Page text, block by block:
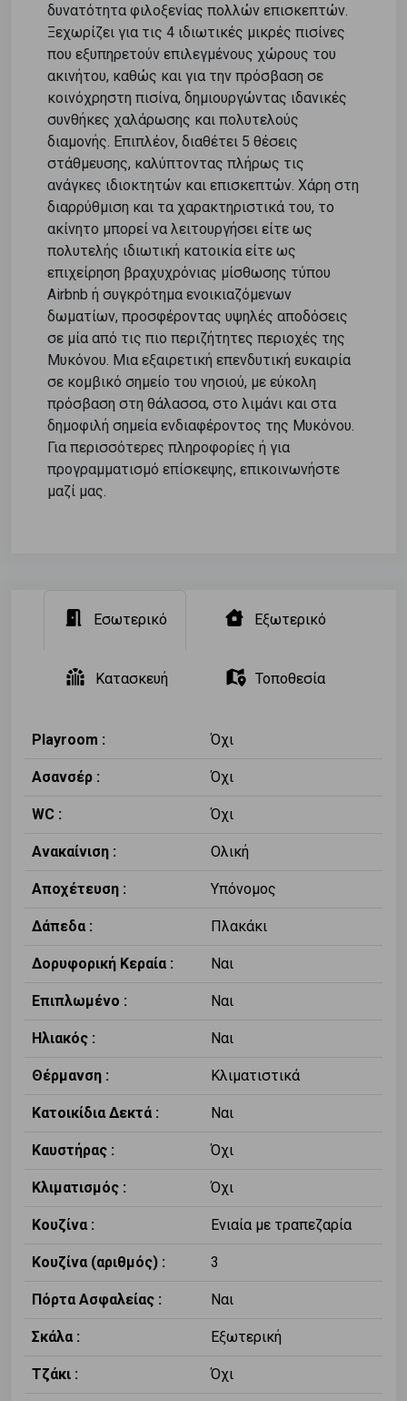
δυνατότητα φιλοξενίας πολλών επισκεπτών.
Ξεχωρίζει για τις 4 ιδιωτικές μικρές πισίνες
που εξυπηρετούν επιλεγμένους χώρους του
ακινήτου, καθώς και για την πρόσβαση σε
κοινόχρηστη πισίνα, δημιουργώντας ιδανικές
συνθήκες χαλάρωσης και πολυτελούς
διαμονής. Επιπλέον, διαθέτει 5 θέσεις
στάθμευσης, καλύπτοντας πλήρως τις
ανάγκες ιδιοκτητών και επισκεπτών. Χάρη στη
διαρρύθμιση και τα χαρακτηριστικά του, το
ακίνητο μπορεί να λειτουργήσει είτε ως
πολυτελής ιδιωτική κατοικία είτε ως
επιχείρηση βραχυχρόνιας μίσθωσης τύπου
Airbnb ή συγκρότημα ενοικιαζόμενων
δωματίων, προσφέροντας υψηλές αποδόσεις
σε μία από τις πιο περιζήτητες περιοχές της
Μυκόνου. Μια εξαιρετική επενδυτική ευκαιρία
σε κομβικό σημείο του νησιού, με εύκολη
πρόσβαση στη θάλασσα, στο λιμάνι και στα
δημοφιλή σημεία ενδιαφέροντος της Μυκόνου.
Για περισσότερες πληροφορίες ή για
προγραμματισμό επίσκεψης, επικοινωνήστε
μαζί μας.
Εσωτερικό Εξωτερικό
Κατασκευή Τοποθεσία
Playroom : Όχι
Ασανσέρ : Όχι
WC : Όχι
Ανακαίνιση : Ολική
Αποχέτευση : Υπόνομος
Δάπεδα : Πλακάκι
Δορυφορική Κεραία : Ναι
Επιπλωμένο : Ναι
Ηλιακός : Ναι
Θέρμανση : Κλιματιστικά
Κατοικίδια Δεκτά : Ναι
Καυστήρας : Όχι
Κλιματισμός : Όχι
Κουζίνα : Ενιαία με τραπεζαρία
Κουζίνα (αριθμός) : 3
Πόρτα Ασφαλείας : Ναι
Σκάλα : Εξωτερική
Τζάκι : Όχι